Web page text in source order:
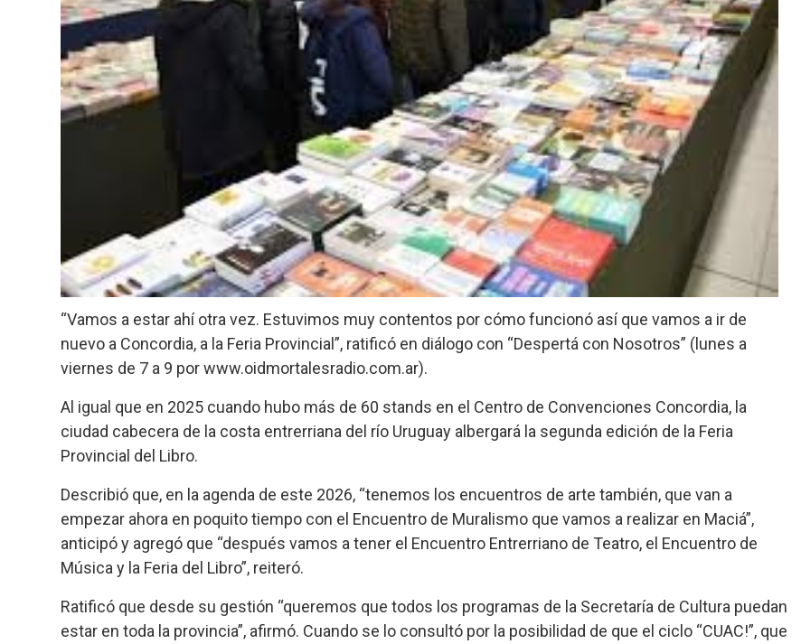
“Vamos a estar ahí otra vez. Estuvimos muy contentos por cómo funcionó así que vamos a ir de
nuevo a Concordia, a la Feria Provincial”, ratificó en diálogo con “Despertá con Nosotros” (lunes a
viernes de 7 a 9 por www.oidmortalesradio.com.ar).
Al igual que en 2025 cuando hubo más de 60 stands en el Centro de Convenciones Concordia, la
ciudad cabecera de la costa entrerriana del río Uruguay albergará la segunda edición de la Feria
Provincial del Libro.
Describió que, en la agenda de este 2026, “tenemos los encuentros de arte también, que van a
empezar ahora en poquito tiempo con el Encuentro de Muralismo que vamos a realizar en Maciá”,
anticipó y agregó que “después vamos a tener el Encuentro Entrerriano de Teatro, el Encuentro de
Música y la Feria del Libro”, reiteró.
Ratificó que desde su gestión “queremos que todos los programas de la Secretaría de Cultura puedan
estar en toda la provincia”, afirmó. Cuando se lo consultó por la posibilidad de que el ciclo “CUAC!”, que